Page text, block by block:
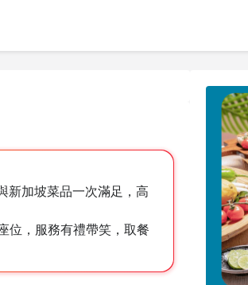
新加坡菜品一次滿足，高
位，服務有禮帶笑，取餐